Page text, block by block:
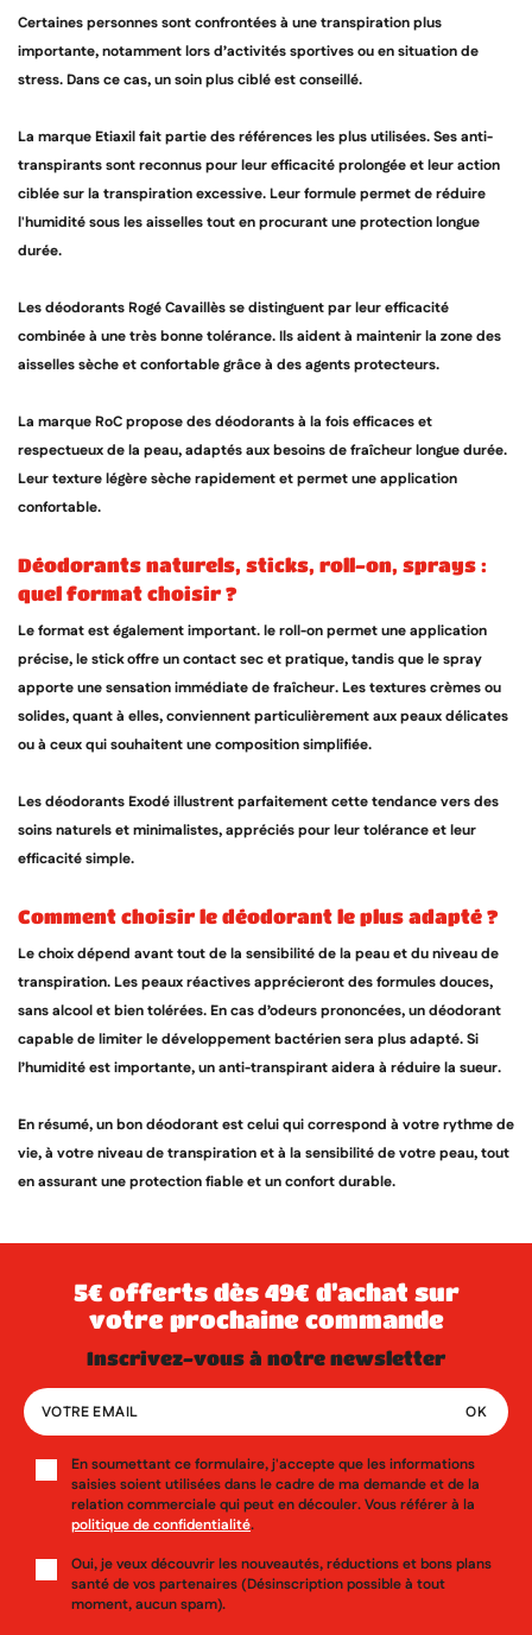
Certaines personnes sont confrontées à une transpiration plus
importante, notamment lors d’activités sportives ou en situation de
stress. Dans ce cas, un soin plus ciblé est conseillé.
La marque Etiaxil fait partie des références les plus utilisées. Ses anti-
transpirants sont reconnus pour leur efficacité prolongée et leur action
ciblée sur la transpiration excessive. Leur formule permet de réduire
l'humidité sous les aisselles tout en procurant une protection longue
durée.
Les déodorants Rogé Cavaillès se distinguent par leur efficacité
combinée à une très bonne tolérance. Ils aident à maintenir la zone des
aisselles sèche et confortable grâce à des agents protecteurs.
La marque RoC propose des déodorants à la fois efficaces et
respectueux de la peau, adaptés aux besoins de fraîcheur longue durée.
Leur texture légère sèche rapidement et permet une application
confortable.
déodorants naturels, sticks, roll-on, sprays :
quel format choisir ?
Le format est également important. le roll-on permet une application
précise, le stick offre un contact sec et pratique, tandis que le spray
apporte une sensation immédiate de fraîcheur. Les textures crèmes ou
solides, quant à elles, conviennent particulièrement aux peaux délicates
ou à ceux qui souhaitent une composition simplifiée.
Les déodorants Exodé illustrent parfaitement cette tendance vers des
soins naturels et minimalistes, appréciés pour leur tolérance et leur
efficacité simple.
comment choisir le déodorant le plus adapté ?
Le choix dépend avant tout de la sensibilité de la peau et du niveau de
transpiration. Les peaux réactives apprécieront des formules douces,
sans alcool et bien tolérées. En cas d’odeurs prononcées, un déodorant
capable de limiter le développement bactérien sera plus adapté. Si
l’humidité est importante, un anti-transpirant aidera à réduire la sueur.
En résumé, un bon déodorant est celui qui correspond à votre rythme de
vie, à votre niveau de transpiration et à la sensibilité de votre peau, tout
en assurant une protection fiable et un confort durable.
5€ offerts dès 49€ d’achat sur
votre prochaine commande
inscrivez-vous à notre newsletter
En soumettant ce formulaire, j'accepte que les informations
saisies soient utilisées dans le cadre de ma demande et de la
relation commerciale qui peut en découler. Vous référer à la
politique de confidentialité.
Oui, je veux découvrir les nouveautés, réductions et bons plans
santé de vos partenaires (Désinscription possible à tout
moment, aucun spam).